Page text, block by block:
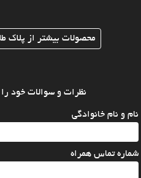
محصولات بیشتر از پلاک
نظرات و سوالات خود را
نام و نام خانوادگی
شماره تماس همراه